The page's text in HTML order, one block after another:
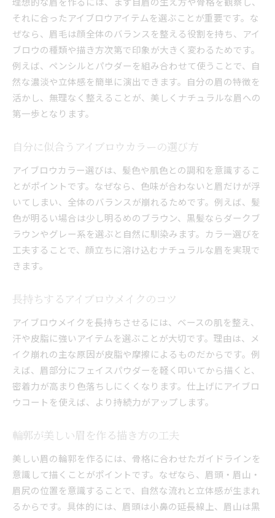
それに合ったアイブロウアイテムを選ぶことが重要です。な
ぜなら、眉毛は顔全体のバランスを整える役割を持ち、アイ
ブロウの種類や描き方次第で印象が大きく変わるためです。
例えば、ペンシルとパウダーを組み合わせて使うことで、自
然な濃淡や立体感を簡単に演出できます。自分の眉の特徴を
活かし、無理なく整えることが、美しくナチュラルな眉への
第一歩となります。
自分に似合うアイブロウカラーの選び方
アイブロウカラー選びは、髪色や肌色との調和を意識するこ
とがポイントです。なぜなら、色味が合わないと眉だけが浮
いてしまい、全体のバランスが崩れるためです。例えば、髪
色が明るい場合は少し明るめのブラウン、黒髪ならダークブ
ラウンやグレー系を選ぶと自然に馴染みます。カラー選びを
工夫することで、顔立ちに溶け込むナチュラルな眉を実現で
きます。
長持ちするアイブロウメイクのコツ
アイブロウメイクを長持ちさせるには、ベースの肌を整え、
汗や皮脂に強いアイテムを選ぶことが大切です。理由は、メ
イク崩れの主な原因が皮脂や摩擦によるものだからです。例
えば、眉部分にフェイスパウダーを軽く叩いてから描くと、
密着力が高まり色落ちしにくくなります。仕上げにアイブロ
ウコートを使えば、より持続力がアップします。
輪郭が美しい眉を作る描き方の工夫
美しい眉の輪郭を作るには、骨格に合わせたガイドラインを
意識して描くことがポイントです。なぜなら、眉頭・眉山・
眉尻の位置を意識することで、自然な流れと立体感が生まれ
るからです。具体的には、眉頭は小鼻の延長線上、眉山は黒